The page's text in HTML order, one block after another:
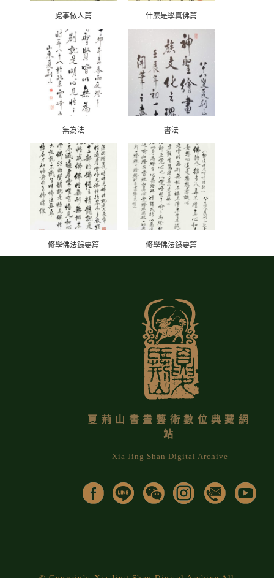
處事做人篇 什麼是學真佛篇
無為法 書法
修學佛法錄要篇 修學佛法錄要篇
夏荊山書畫藝術數位典藏網
站
Xia Jing Shan Digital Archive